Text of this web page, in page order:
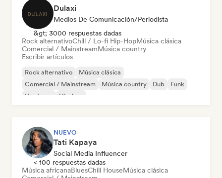
Dulaxi
Medios De Comunicación/Periodista
&gt; 3000 respuestas dadas
Rock alternativoChill / Lo-fi Hip-HopMúsica clásica
Comercial / MainstreamMúsica country
Escribir artículos
Rock alternativo
Música clásica
Comercial / Mainstream
Música country Dub
Funk
Hardcore
Hip-hop
NUEVO
Tati Kapaya
Social Media Influencer
< 100 respuestas dadas
Música africanaBluesChill HouseMúsica clásica